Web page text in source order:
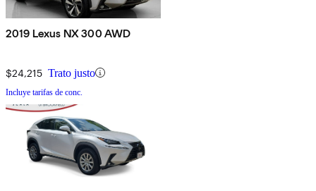
2019 Lexus NX 300 AWD
$24,215 Trato justo
Incluye tarifas de conc.